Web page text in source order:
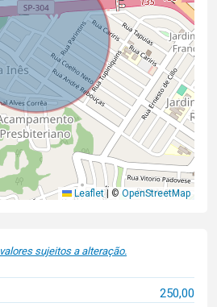
Leaflet | © OpenStreetMap
valores sujeitos a alteração.
250,00